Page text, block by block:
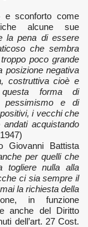
e sconforto come
alcune sue
la pena di essere
che sembra
poco grande
posizione negativa
costruttiva cioè e
questa forma di
pessimismo e di
i vecchi che
acquistando
Giovanni Battista
per quelli che
togliere nulla alla
ci sia sempre il
la richiesta della
in funzione
anche del Diritto
dell’art. 27 Cost.